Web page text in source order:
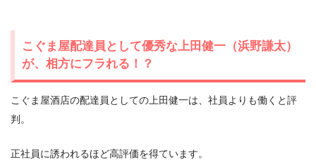
こぐま屋配達員として優秀な上田健一（浜野謙太）
が、相方にフラれる！？
こぐま屋酒店の配達員としての上田健一は、社員よりも働くと評
判。
正社員に誘われるほど高評価を得ています。